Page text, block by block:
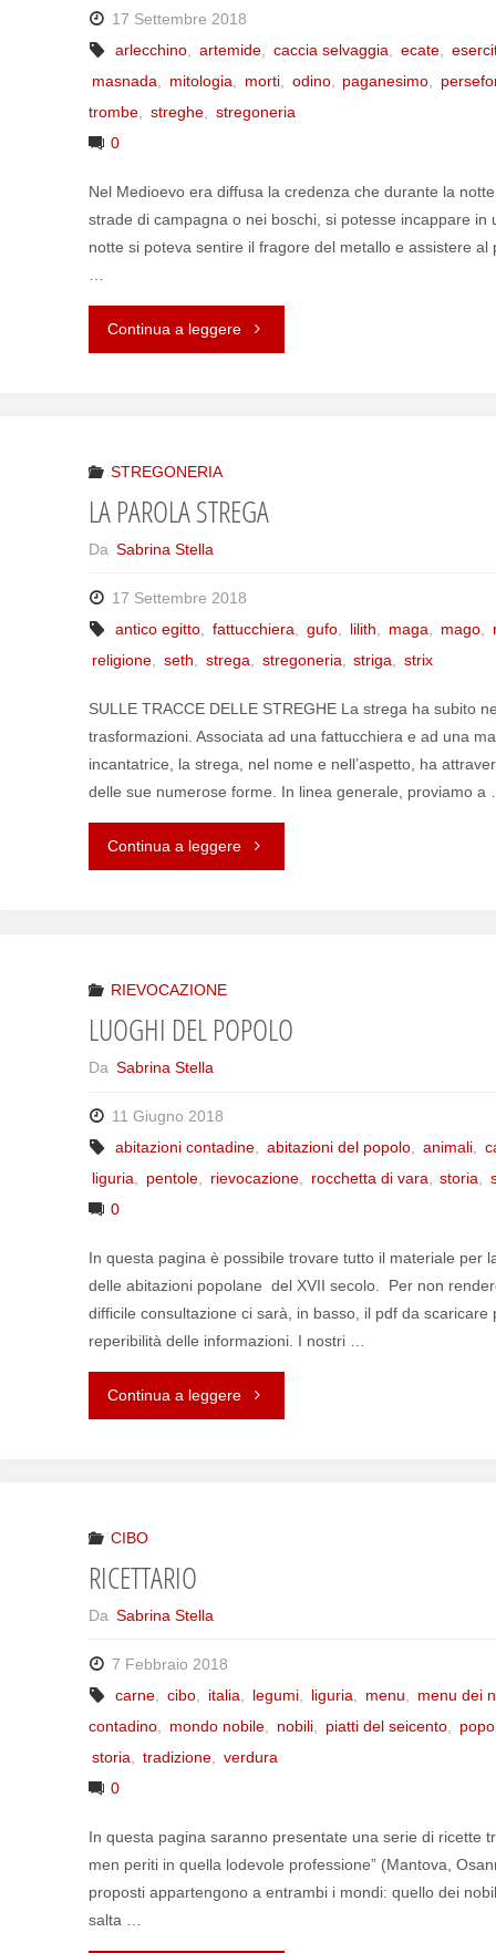
17 Settembre 2018
arlecchino
artemide caccia selvaggia ecate,
masnada
mitologia morti, odino, paganesimo
trombe
streghe,
stregoneria
0
Nel Medioevo era diffusa la credenza che durante la
strade di campagna o nei boschi, si potesse incappare
notte si poteva sentire il fragore del metallo e assistere
…
Continua a leggere "LA
STREGONERIA
LA PAROLA STREGA
Da Sabrina Stella
17 Settembre 2018
antico egitto
fattucchiera gufo lilith maga mago,
religione, seth strega stregoneria striga strix
SULLE TRACCE DELLE STREGHE La strega ha subito
trasformazioni. Associata ad una fattucchiera e ad una
incantatrice, la strega, nel nome e nell’aspetto, ha
delle sue numerose forme. In linea generale, proviamo a
Continua a leggere "LA
RIEVOCAZIONE
LUOGHI DEL POPOLO
Da Sabrina Stella
11 Giugno 2018
abitazioni contadine
abitazioni del popolo animali
liguria
pentole, rievocazione, rocchetta di vara storia
0
In questa pagina è possibile trovare tutto il materiale per
delle abitazioni popolane del XVII secolo. Per non
difficile consultazione ci sarà, in basso, il pdf da
reperibilità delle informazioni. I nostri …
Continua a leggere "LUOGHI
CIBO
RICETTARIO
Da Sabrina Stella
7 Febbraio 2018
carne
cibo italia legumi, liguria menu
menu dei
contadino
mondo nobile, nobili, piatti del seicento,
storia
tradizione,
verdura
0
In questa pagina saranno presentate una serie di ricette
men periti in quella lodevole professione” (Mantova,
proposti appartengono a entrambi i mondi: quello dei
salta …